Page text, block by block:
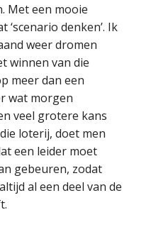
Met een mooie
denken’. Ik
weer dromen
winnen van die
meer dan een
wat morgen
veel grotere kans
loterij, doet men
een leider moet
gebeuren, zodat
al een deel van de